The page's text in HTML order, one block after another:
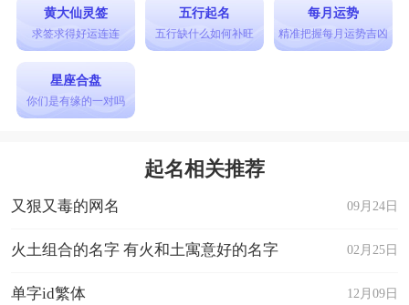
黄大仙灵签
求签求得好运连连
五行起名
五行缺什么如何补旺
每月运势
精准把握每月运势吉凶
星座合盘
你们是有缘的一对吗
起名相关推荐
09月24日
又狠又毒的网名
02月25日
火土组合的名字 有火和土寓意好的名字
12月09日
单字id繁体